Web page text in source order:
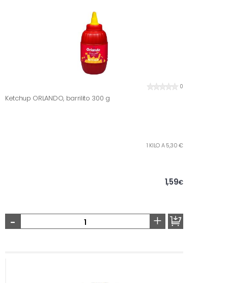
0
Ketchup ORLANDO, barrilito 300 g
1 KILO A 5,30 €
1,59€
- +